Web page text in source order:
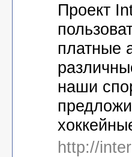
Проект
платные
наши
http://